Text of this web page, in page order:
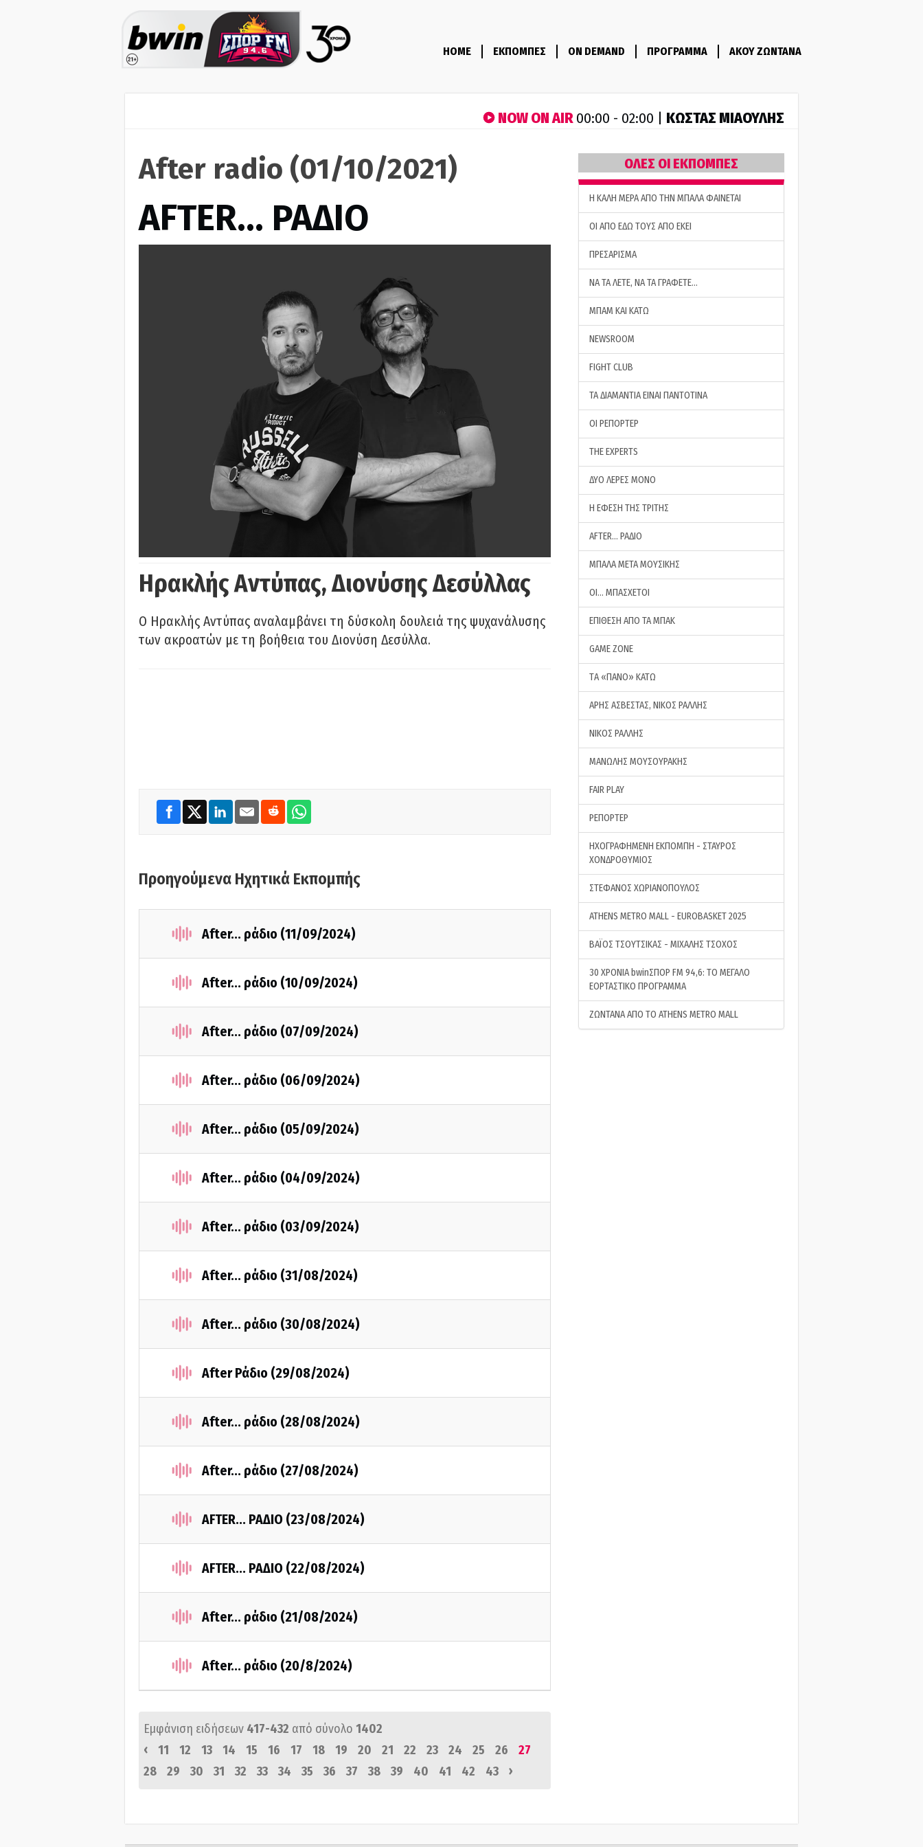
HOME ΕΚΠΟΜΠΕΣ ON DEMAND ΠΡΟΓΡΑΜΜΑ ΑΚΟΥ ΖΩΝΤΑΝΑ
NOW ON AIR00:00 - 02:00 | ΚΩΣΤΑΣ ΜΙΑΟΥΛΗΣ
After radio (01/10/2021)
AFTER… ΡΑΔΙΟ
Ηρακλής Αντύπας, Διονύσης Δεσύλλας
Ο Ηρακλής Αντύπας αναλαμβάνει τη δύσκολη δουλειά της ψυχανάλυσης
των ακροατών με τη βοήθεια του Διονύση Δεσύλλα.
Προηγούμενα Ηχητικά Εκπομπής
After... ράδιο (11/09/2024)
After... ράδιο (10/09/2024)
After... ράδιο (07/09/2024)
After... ράδιο (06/09/2024)
After... ράδιο (05/09/2024)
After... ράδιο (04/09/2024)
After... ράδιο (03/09/2024)
After... ράδιο (31/08/2024)
After... ράδιο (30/08/2024)
After Ράδιο (29/08/2024)
After... ράδιο (28/08/2024)
After... ράδιο (27/08/2024)
AFTER... ΡΑΔΙΟ (23/08/2024)
AFTER... ΡΑΔΙΟ (22/08/2024)
After... ράδιο (21/08/2024)
After... ράδιο (20/8/2024)
Εμφάνιση ειδήσεων 417-432 από σύνολο 1402
‹
11 12 13 14 15 16 17 18 19 20 21 22 23 24 25 26
27
28
29 30 31 32 33 34 35 36 37 38 39 40 41 42 43 ›
ΟΛΕΣ ΟΙ ΕΚΠΟΜΠΕΣ
H ΚΑΛΗ ΜΕΡΑ ΑΠΟ ΤΗΝ ΜΠΑΛΑ ΦΑΙΝΕΤΑΙ
ΟΙ ΑΠΟ ΕΔΩ ΤΟΥΣ ΑΠΟ ΕΚΕΙ
ΠΡΕΣΑΡΙΣΜΑ
ΝΑ ΤΑ ΛΕΤΕ, ΝΑ ΤΑ ΓΡΑΦΕΤΕ…
ΜΠΑΜ ΚΑΙ ΚΑΤΩ
NEWSROOM
FIGHT CLUB
ΤΑ ΔΙΑΜΑΝΤΙΑ ΕΙΝΑΙ ΠΑΝΤΟΤΙΝΑ
ΟΙ ΡΕΠΟΡΤΕΡ
THE EXPERTS
ΔΥΟ ΛΕΡΕΣ ΜΟΝΟ
Η ΕΦΕΣΗ ΤΗΣ ΤΡΙΤΗΣ
AFTER… ΡΑΔΙΟ
ΜΠΑΛΑ ΜΕΤΑ ΜΟΥΣΙΚΗΣ
ΟΙ… ΜΠΑΣΧΕΤΟΙ
ΕΠΙΘΕΣΗ ΑΠΟ ΤΑ ΜΠΑΚ
GAME ZONE
ΤA «ΠΑΝΟ» ΚΑΤΩ
ΑΡΗΣ ΑΣΒΕΣΤΑΣ, ΝΙΚΟΣ ΡΑΛΛΗΣ
ΝΙΚΟΣ ΡΑΛΛΗΣ
ΜΑΝΩΛΗΣ ΜΟΥΣΟΥΡΑΚΗΣ
FAIR PLAY
ΡΕΠΟΡΤΕΡ
ΗΧΟΓΡΑΦΗΜΕΝΗ ΕΚΠΟΜΠΗ - ΣΤΑΥΡΟΣ
ΧΟΝΔΡΟΘΥΜΙΟΣ
ΣΤΕΦΑΝΟΣ ΧΩΡΙΑΝΟΠΟΥΛΟΣ
ATHENS METRO MALL - EUROBASKET 2025
ΒΑΪΟΣ ΤΣΟΥΤΣΙΚΑΣ - ΜΙΧΑΛΗΣ ΤΣΟΧΟΣ
30 ΧΡΟΝΙΑ bwinΣΠΟΡ FM 94,6: ΤΟ ΜΕΓΑΛΟ
ΕΟΡΤΑΣΤΙΚΟ ΠΡΟΓΡΑΜΜΑ
ΖΩΝΤΑΝΑ ΑΠΟ ΤΟ ATHENS METRO MALL